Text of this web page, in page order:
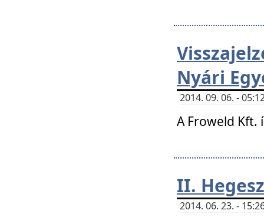
Nyári
2014. 09. 06. -
A Froweld
II.
2014. 06. 23. -